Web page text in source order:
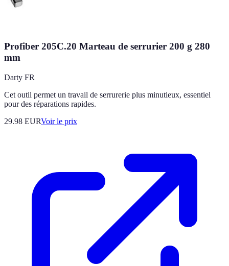
Profiber 205C.20 Marteau de serrurier 200 g 280
mm
Darty FR
Cet outil permet un travail de serrurerie plus minutieux, essentiel
pour des réparations rapides.
29.98 EURVoir le prix